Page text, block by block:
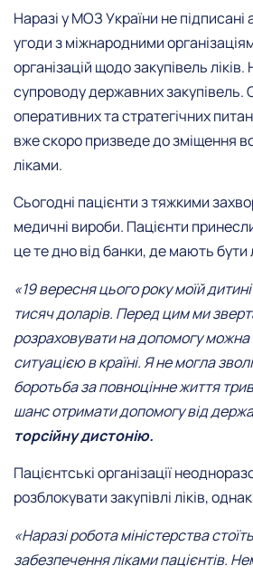
Наразі у МОЗ України не
угоди з міжнародними
організацій щодо закупівель
супроводу державних
оперативних та стратегічних
вже скоро призведе до зміщення
ліками.
Сьогодні пацієнти з тяжкими
медичні вироби. Пацієнти
це те дно від банки, де мають бути
«19 вересня цього року моїй
тисяч доларів. Перед цим ми
розраховувати на допомогу можна
ситуацією в країні. Я не могла
боротьба за повноцінне життя
шанс отримати допомогу від
торсійну дистонію.
Пацієнтські організації
розблокувати закупівлі ліків,
«Наразі робота міністерства
забезпечення ліками пацієнтів.